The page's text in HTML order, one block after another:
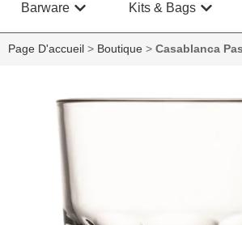
Barware Kits & Bags
Page D'accueil > Boutique > Casablanca